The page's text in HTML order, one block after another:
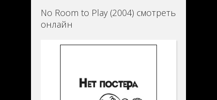
No Room to Play (2004) смотреть
онлайн